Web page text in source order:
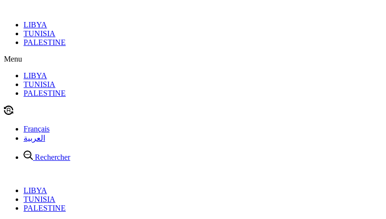
contenuLIBYA
TUNISIA
PALESTINE
Menu
LIBYA
TUNISIA
PALESTINE
Français
العربية
Rechercher
LIBYA
TUNISIA
PALESTINE